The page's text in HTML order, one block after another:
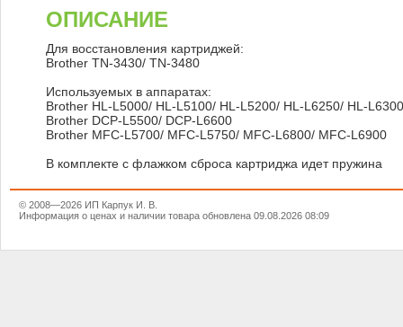
ОПИСАНИЕ
Для восстановления картриджей:
Brother TN-3430/ TN-3480
Используемых в аппаратах:
Brother HL-L5000/ HL-L5100/ HL-L5200/ HL-L6250/ HL-
Brother DCP-L5500/ DCP-L6600
Brother MFC-L5700/ MFC-L5750/ MFC-L6800/ MFC-L6900
В комплекте с флажком сброса картриджа идет пружина
© 2008—2026 ИП Карпук И. В.
Информация о ценах и наличии товара обновлена 09.08.2026 08:09